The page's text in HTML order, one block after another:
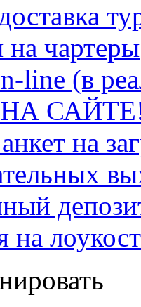
чартеры
line (в
на
на